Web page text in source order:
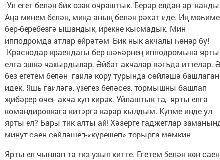
Ул егет белән бик озак очраштык. Берәр елдан
Аңа минем белән, миңа аның белән рәхәт иде. Иң
бер-беребезгә ышандык, ирекне кысмадык. Мин
ипподромда атлар өйрәтәм. Бик нык акчалы һөнәр бу!
Краснодар краендагы бер шәһәрнең ипподромына ярты
елга эшкә чакырдылар. Әйбәт акчалар вәгъдә иттеләр. Ә
без егетем белән гаилә кору турында сөйләшә башлаган
идек. Яшь гаиләгә, үзегез беләсез, тормышны башлап
җибәрер өчен акча күп кирәк. Уйлаштык та, ярты елга
командировкага китәргә карар кылдым. Күпме инде ул
ярты ел? Бары тик алты ай! Хәзерге гаджетлар
минут саен сөйләшеп-«күрешеп» торырга мөмкин.
Ярты ел чынлап та тиз узып китте. Егетем белән көн саен